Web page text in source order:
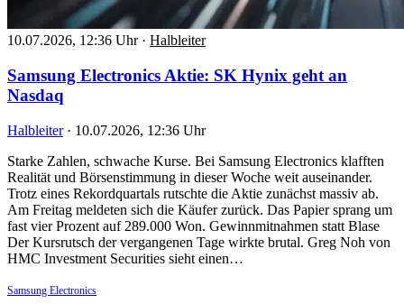
10.07.2026, 12:36 Uhr · Halbleiter
Samsung Electronics Aktie: SK Hynix geht an
Nasdaq
Halbleiter · 10.07.2026, 12:36 Uhr
Starke Zahlen, schwache Kurse. Bei Samsung Electronics klafften
Realität und Börsenstimmung in dieser Woche weit auseinander.
Trotz eines Rekordquartals rutschte die Aktie zunächst massiv ab.
Am Freitag meldeten sich die Käufer zurück. Das Papier sprang um
fast vier Prozent auf 289.000 Won. Gewinnmitnahmen statt Blase
Der Kursrutsch der vergangenen Tage wirkte brutal. Greg Noh von
HMC Investment Securities sieht einen…
Samsung Electronics